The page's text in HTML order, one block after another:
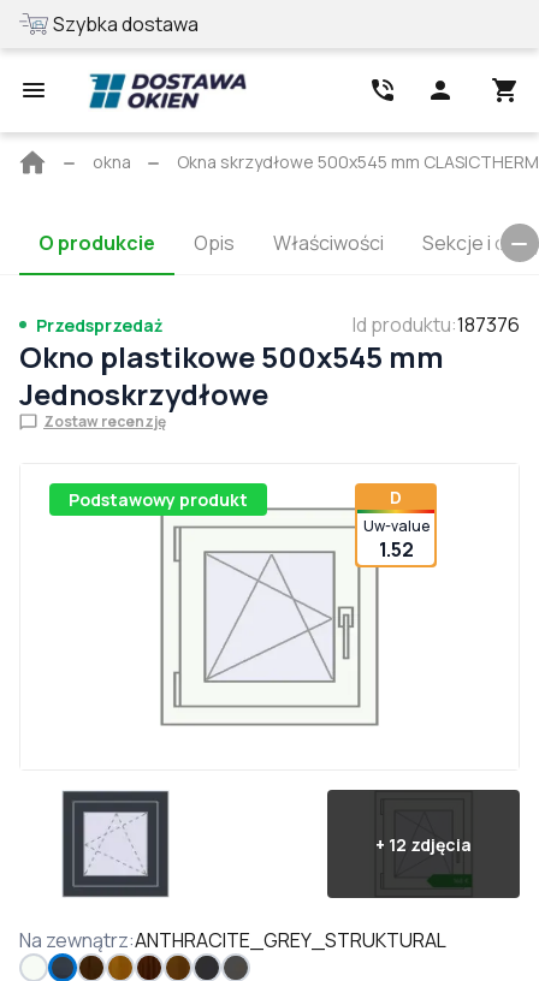
Szybka dostawa
Strona
okna Okna skrzydłowe 500x545 mm
O produkcie Opis Właściwości Sekcje i
Przedsprzedaż Id produktu:187376
Okno plastikowe 500x545 mm
Jednoskrzydłowe
Zostaw recenzję
Podstawowy produkt D
Uw-value
1.52
+ 12 zdjęcia
Na zewnątrz:ANTHRACITE_GREY_STRUKTURAL